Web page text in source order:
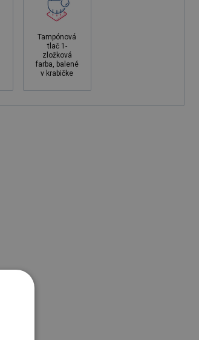
Tampónová
tlač 1-
zložková
farba, balené
v krabičke